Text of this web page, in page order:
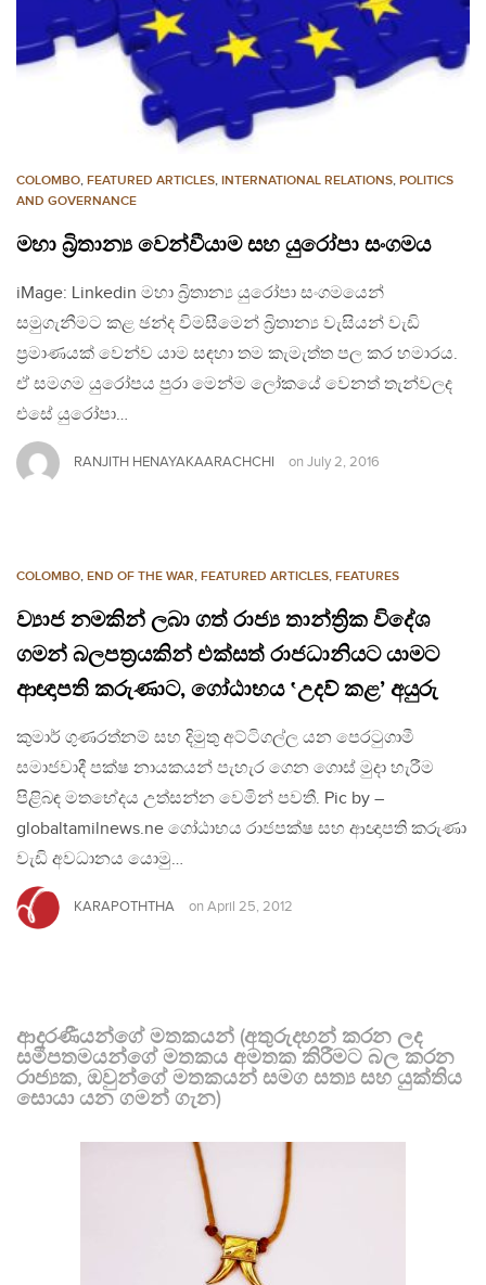
COLOMBO, FEATURED ARTICLES, INTERNATIONAL RELATIONS, POLITICS
AND GOVERNANCE
මහා බ්‍රිතාන්‍ය වෙන්වීයාම සහ යුරෝපා සංගමය
iMage: Linkedin මහා බ්‍රිතාන්‍ය යුරෝපා සංගමයෙන්
සමුගැනීමට කළ ඡන්ද විමසීමෙන් බ්‍රිතාන්‍ය වැසියන් වැඩි
ප්‍රමාණයක් වෙන්ව යාම සඳහා තම කැමැත්ත පල කර හමාරය.
ඒ සමගම යුරෝපය පුරා මෙන්ම ලෝකයේ වෙනත් තැන්වලද
එසේ යුරෝපා…
RANJITH HENAYAKAARACHCHI on July 2, 2016
COLOMBO, END OF THE WAR, FEATURED ARTICLES, FEATURES
ව්‍යාජ නමකින් ලබා ගත් රාජ්‍ය තාන්ත්‍රික විදේශ
ගමන් බලපත්‍රයකින් එක්සත් රාජධානියට යාමට
ආඥාපති කරුණාට, ගෝඨාභය ‛උදව් කළ’ අයුරු
කුමාර් ගුණරත්නම් සහ දිමුතු අට්ටිගල්ල යන පෙරටුගාමී
සමාජවාදී පක්ෂ නායකයන් පැහැර ගෙන ගොස් මුදා හැරීම
පිළිබඳ මතභේදය උත්සන්න වෙමින් පවතී. Pic by –
globaltamilnews.ne ගෝඨාභය රාජපක්ෂ සහ ආඥාපති කරුණා
වැඩි අවධානය යොමු…
KARAPOTHTHA on April 25, 2012
ආදරණීයන්ගේ මතකයන් (අතුරුදහන් කරන ලද
සමීපතමයන්ගේ මතකය අමතක කිරීමට බල කරන
රාජ්‍යක, ඔවුන්ගේ මතකයන් සමග සත්‍ය සහ යුක්තිය
සොයා යන ගමන් ගැන)